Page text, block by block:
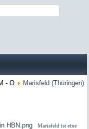
- O Marisfeld (Thüringen)
Marisfeld ist eine